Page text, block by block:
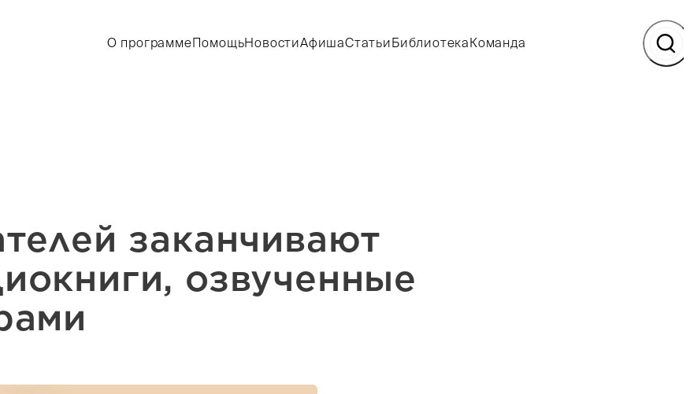
О программеПомощьНовостиАфишаСтатьиБиблиотекаКоманда
заканчивают
озвученные